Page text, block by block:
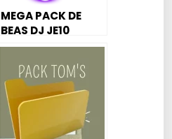
MEGA PACK DE
BEAS DJ JE10